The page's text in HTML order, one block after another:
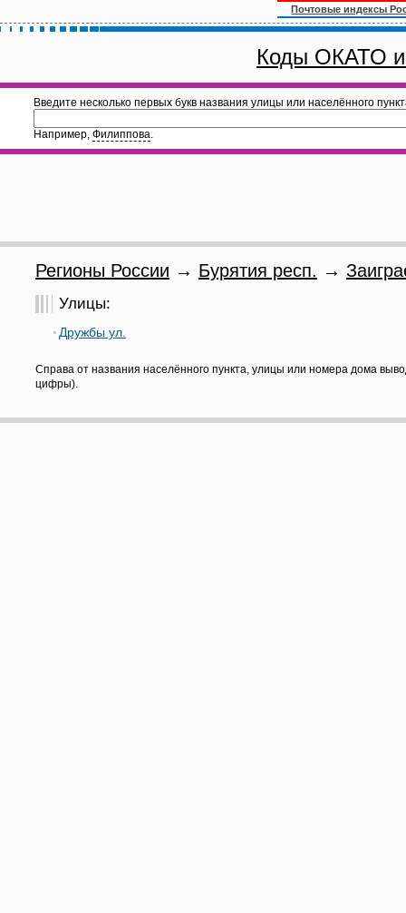
Почтовые индексы
Коды ОКАТО
Введите несколько первых букв названия улицы или населённого
Например, Филиппова.
Регионы России → Бурятия респ. →
Улицы:
Дружбы ул.
Справа от названия населённого пункта, улицы или номера дома
цифры).